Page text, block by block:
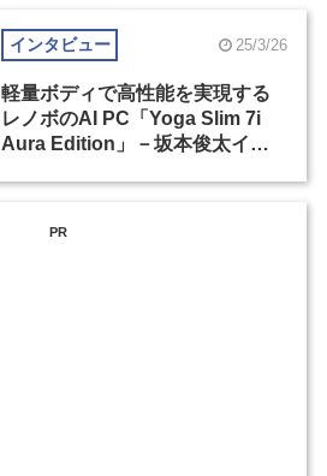
インタビュー 25/3/26
軽量ボディで高性能を実現する
レノボのAI PC「Yoga Slim 7i
Aura Edition」－坂本俊太イン
PR